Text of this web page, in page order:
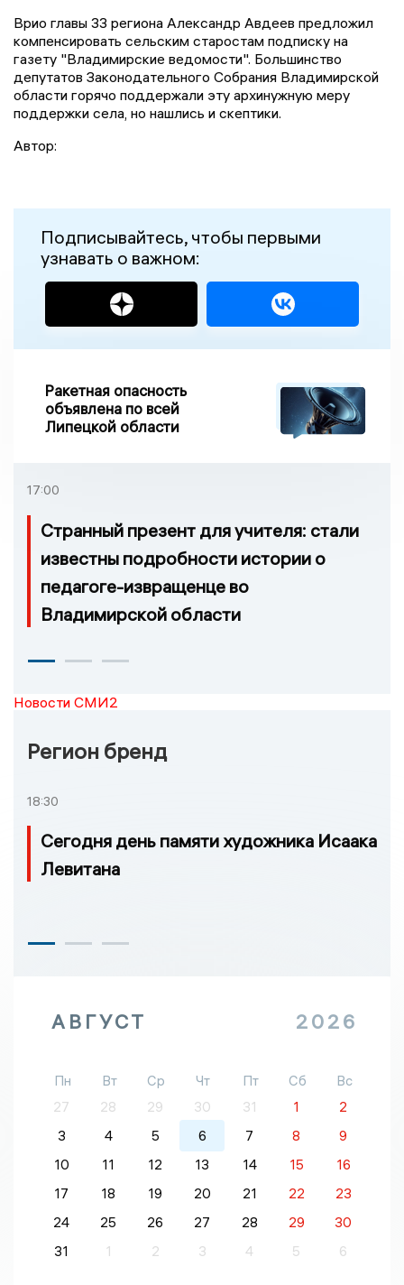
Врио главы 33 региона Александр Авдеев предложил
компенсировать сельским старостам подписку на
газету "Владимирские ведомости". Большинство
депутатов Законодательного Собрания Владимирской
области горячо поддержали эту архинужную меру
поддержки села, но нашлись и скептики.
Автор:
Подписывайтесь, чтобы первыми
узнавать о важном:
Ракетная опасность
объявлена по всей
Липецкой области
17:00
Странный презент для учителя: стали
известны подробности истории о
педагоге-извращенце во
Владимирской области
Новости СМИ2
Регион бренд
18:30
Сегодня день памяти художника Исаака
Левитана
АВГУСТ 2026
Пн Вт Ср Чт Пт Сб
Вс
27
28 29 30 31 1
2
3
4 5 6 7 8
9
10
11 12 13 14 15
16
17
18 19 20 21 22
23
24
25 26 27 28 29
30
31
1 2 3 4 5 6